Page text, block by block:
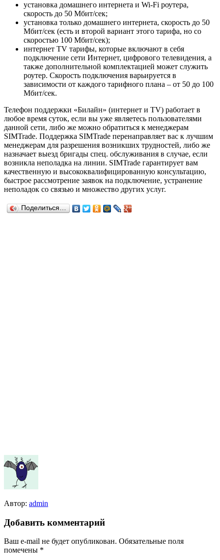
установка домашнего интернета и Wi-Fi роутера,
скорость до 50 Мбит/сек;
установка только домашнего интернета, скорость до 50
Мбит/сек (есть и второй вариант этого тарифа, но со
скоростью 100 Мбит/сек);
интернет TV тарифы, которые включают в себя
подключение сети Интернет, цифрового телевидения, а
также дополнительной комплектацией может служить
роутер. Скорость подключения варьируется в
зависимости от каждого тарифного плана – от 50 до 100
Мбит/сек.
Телефон поддержки «Билайн» (интернет и TV) работает в
любое время суток, если вы уже являетесь пользователями
данной сети, либо же можно обратиться к менеджерам
SIMTrade. Поддержка SIMTrade перенаправляет вас к лучшим
менеджерам для разрешения возникших трудностей, либо же
назначает выезд бригады спец. обслуживания в случае, если
возникла неполадка на линии. SIMTrade гарантирует вам
качественную и высококвалифицированную консультацию,
быстрое рассмотрение заявок на подключение, устранение
неполадок со связью и множество других услуг.
Поделиться…
Автор: admin
Добавить комментарий
Ваш e-mail не будет опубликован. Обязательные поля
помечены *